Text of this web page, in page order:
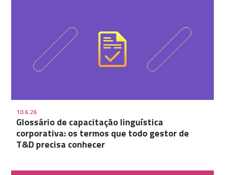
10.6.26
Glossário de capacitação linguística
corporativa: os termos que todo gestor de
T&D precisa conhecer